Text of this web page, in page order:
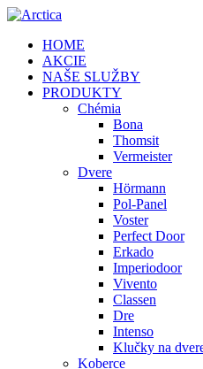
HOME
AKCIE
NAŠE SLUŽBY
PRODUKTY
Chémia
Bona
Thomsit
Vermeister
Dvere
Hörmann
Pol-Panel
Voster
Perfect Door
Erkado
Imperiodoor
Vivento
Classen
Dre
Intenso
Klučky na
Koberce